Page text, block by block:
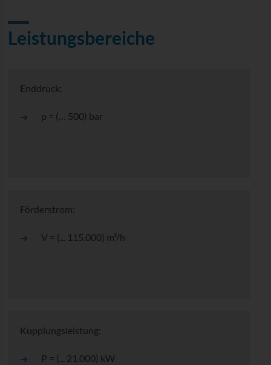
Leistungsbereiche
Enddruck:
p = (… 500) bar
Förderstrom:
V = (... 115.000) m³/h
Kupplungsleistung:
P = (... 21.000) kW